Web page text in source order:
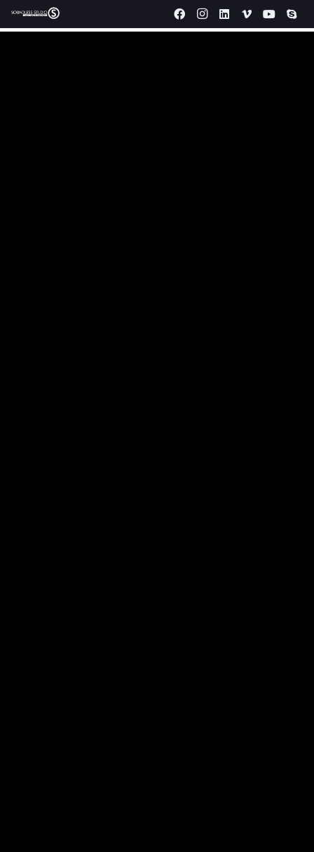
Produzione video aziendali Cuneo.